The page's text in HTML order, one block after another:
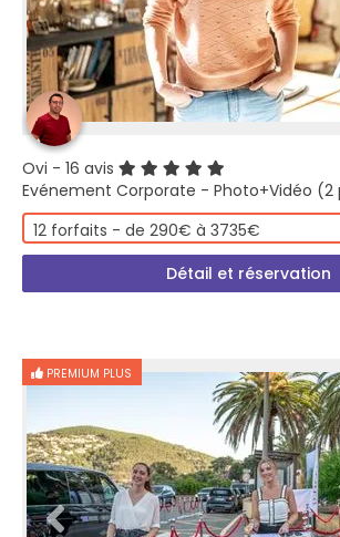
Ovi - 16 avis
Evénement Corporate - Photo+Vidéo (2
12 forfaits - de 290€ à 3735€
Détail et réservation
PREMIUM PLUS